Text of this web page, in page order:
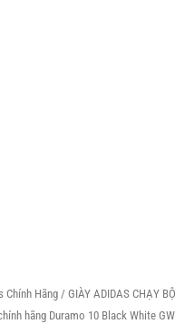
Chính Hãng/ GIÀY ADIDAS CHẠY BỘ
hãng Duramo 10 Black White